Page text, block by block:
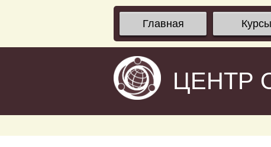
Главная Курсы
ЦЕНТР